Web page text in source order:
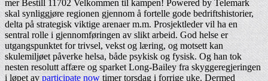
mer Bestill 11702 Velkommen til kampen! Powered by Telemark
skal synliggjøre regionen gjennom å fortelle gode bedriftshistorier,
delta på strategisk viktige arenaer m.m. Prosjektleder vil ha en
sentral rolle i gjennomføringen av slikt arbeid. God helse er
utgangspunktet for trivsel, vekst og læring, og motsett kan
skulemiljøet påverke helsa, både psykisk og fysisk. Og han tok
nesten resolutt affære og sparket Long-Bailey fra skyggeregjeringen
i løpet avparticipate nowtimer torsdag i forrige uke. Dermed